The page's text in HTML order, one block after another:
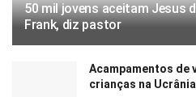
50 mil jovens aceitam Jesus
Frank, diz pastor
Acampamentos de
crianças na Ucrânia